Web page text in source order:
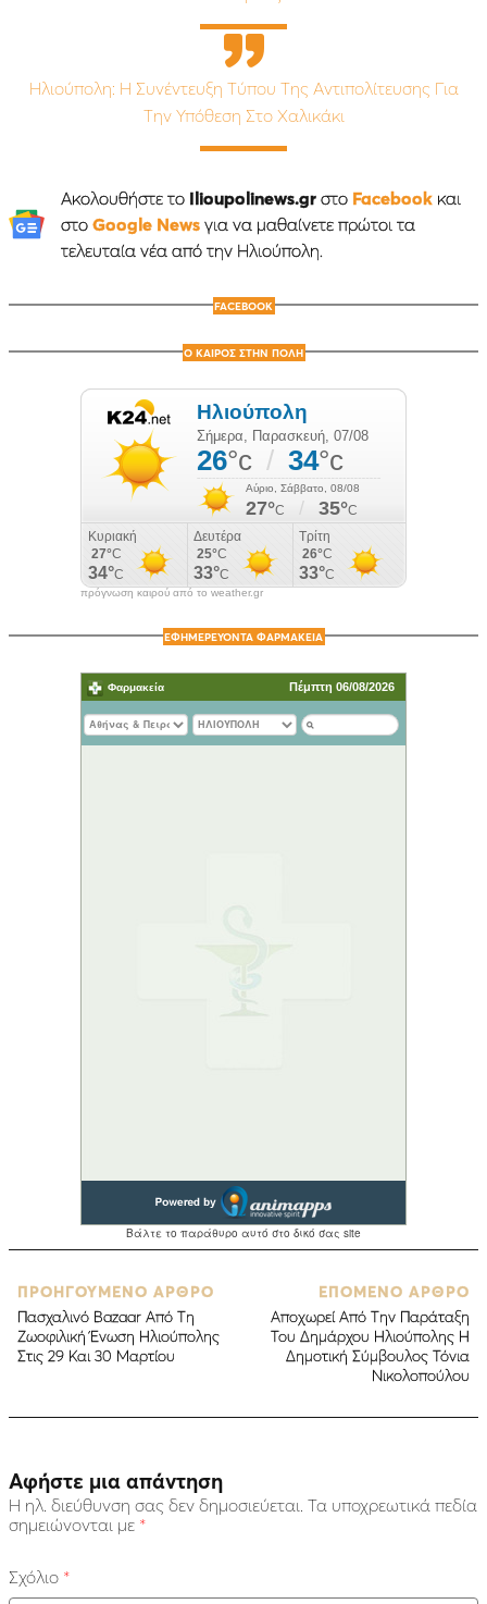
Ηλιούπολη: Η Συνέντευξη Τύπου Της Αντιπολίτευσης Για
Την Υπόθεση Στο Χαλικάκι
Ακολουθήστε το Ilioupolinews.grστο Facebookκαι
στο Google Newsγια να μαθαίνετε πρώτοι τα
τελευταία νέα από την Ηλιούπολη.
FACEBOOK
Ο ΚΑΙΡΟΣ ΣΤΗΝ ΠΟΛΗ
πρόγνωση καιρού από το weather.gr
ΕΦΗΜΕΡΕΥΟΝΤΑ ΦΑΡΜΑΚΕΙΑ
ΠΡΟΗΓΟΥΜΕΝΟ ΑΡΘΡΟ
Πασχαλινό Bazaar Από Τη
Ζωοφιλική Ένωση Ηλιούπολης
Στις 29 Και 30 Μαρτίου
ΕΠΟΜΕΝΟ ΑΡΘΡΟ
Αποχωρεί Aπό Την Παράταξη
Του Δημάρχου Ηλιούπολης Η
Δημοτική Σύμβουλος Τόνια
Νικολοπούλου
Αφήστε μια απάντηση
Η ηλ. διεύθυνση σας δεν δημοσιεύεται. Τα υποχρεωτικά πεδία
σημειώνονται με *
Σχόλιο *